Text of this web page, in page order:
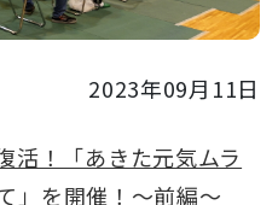
2023年09月11日
活！「あきた元気ムラ
」を開催！～前編～